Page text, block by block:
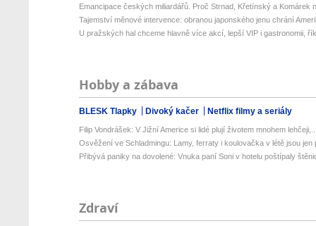
Emancipace českých miliardářů. Proč Strnad, Křetínský a Komárek
Tajemství měnové intervence: obranou japonského jenu chrání
U pražských hal chceme hlavně více akcí, lepší VIP i gastronomii,
Hobby a zábava
BLESK Tlapky Divoký kačer Netflix filmy a seriály
Filip Vondrášek: V Jižní Americe si lidé plují životem mnohem
Osvěžení ve Schladmingu: Lamy, ferraty i koulovačka v létě jsou jen
Přibývá paniky na dovolené: Vnuka paní Soni v hotelu poštípaly
Zdraví